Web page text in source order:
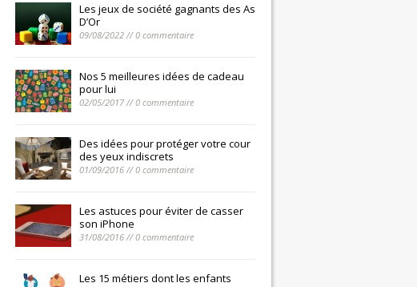
Les jeux de société gagnants des As
D’Or
09/08/2022 // 0 commentaire
Nos 5 meilleures idées de cadeau
pour lui
02/05/2017 // 0 commentaire
Des idées pour protéger votre cour
des yeux indiscrets
01/09/2016 // 0 commentaire
Les astuces pour éviter de casser
son iPhone
31/08/2016 // 0 commentaire
Les 15 métiers dont les enfants